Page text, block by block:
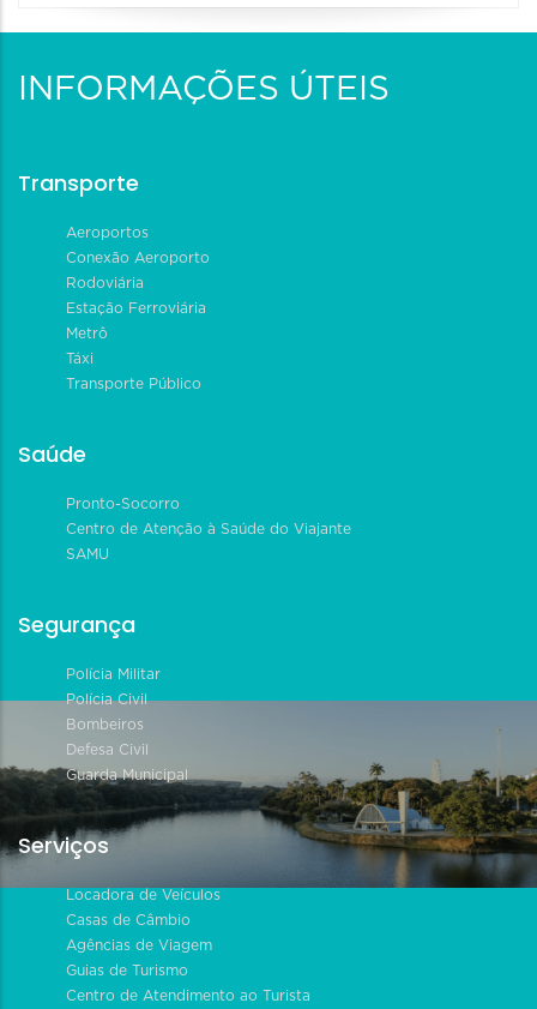
INFORMAÇÕES ÚTEIS
Transporte
Aeroportos
Conexão Aeroporto
Rodoviária
Estação Ferroviária
Metrô
Táxi
Transporte Público
Saúde
Pronto-Socorro
Centro de Atenção à Saúde do Viajante
SAMU
Segurança
Polícia Militar
Polícia Civil
Bombeiros
Defesa Civil
Guarda Municipal
Serviços
Locadora de Veículos
Casas de Câmbio
Agências de Viagem
Guias de Turismo
Centro de Atendimento ao Turista